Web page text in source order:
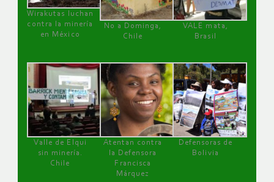
Wirakutas luchan
contra la minería
en México
No a Dominga,
Chile
VALE mata,
Brasil
Valle de Elqui
sin minería.
Chile
Atentan contra
la Defensora
Francisca
Márquez
Defensoras de
Bolivia